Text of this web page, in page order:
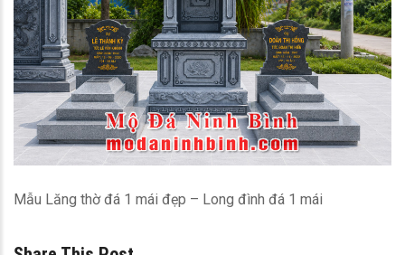
Mẫu Lăng thờ đá 1 mái đẹp – Long đình đá 1 mái